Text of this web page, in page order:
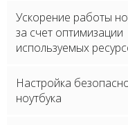
Ускорение работы
за счет оптимизации
используемых
Настройка
ноутбука